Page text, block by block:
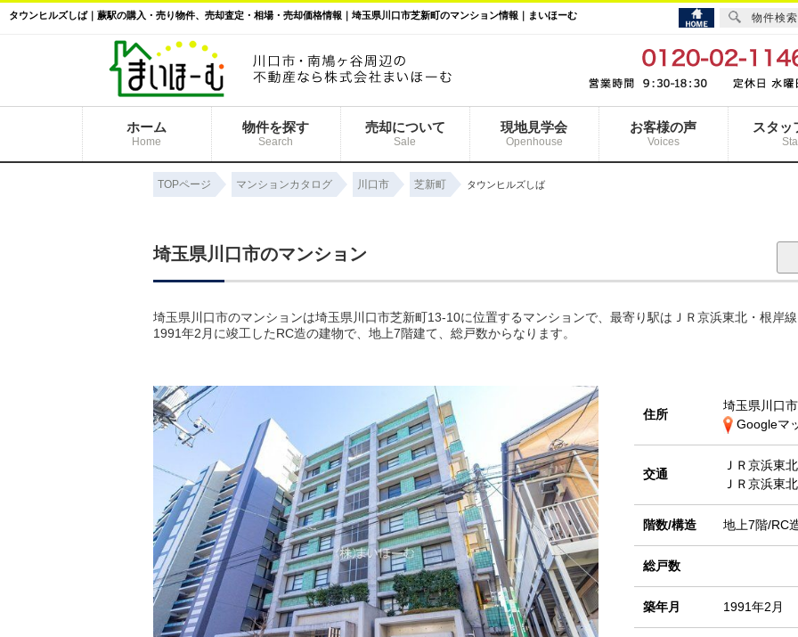
タウンヒルズしば｜蕨駅の購入・売り物件、売却査定・相場・売却価格情報｜埼玉県川口市芝新町のマンション情報｜まいほーむ
ホーム
Home
物件を探す
Search
売却について
Sale
現地見学会
Openhouse
お客様の声
Voices
スタッ
TOPページ マンションカタログ 川口市 芝新町 タウンヒルズしば
埼玉県川口市のマンション
埼玉県川口市のマンションは埼玉県川口市芝新町13-10に位置するマンションで、最寄り駅はＪＲ京浜東北・根岸線
1991年2月に竣工したRC造の建物で、地上7階建て、総戸数からなります。
住所
埼玉県川口
Googleマ
交通
ＪＲ京浜東
ＪＲ京浜東
階数/構造 地上7階/RC
総戸数
築年月 1991年2月
物件検索